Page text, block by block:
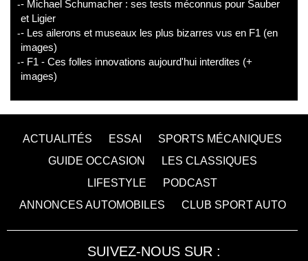
- Michael Schumacher : ses tests méconnus pour Sauber
et Ligier
- Les ailerons et museaux les plus bizarres vus en F1 (en
images)
- F1 - Ces folles innovations aujourd'hui interdites (+
images)
ACTUALITÉS ESSAI
SPORTS MÉCANIQUES
GUIDE OCCASION
LES CLASSIQUES
LIFESTYLE
PODCAST
ANNONCES AUTOMOBILES
CLUB SPORT AUTO
SUIVEZ-NOUS SUR :